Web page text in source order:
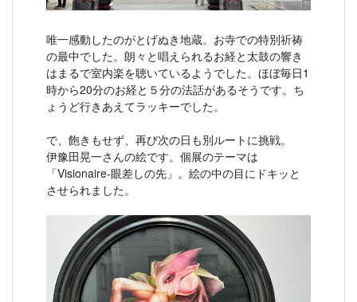
唯一感動したのがとげぬき地蔵。お寺での特別祈祷
の最中でした。朗々と唱えられるお経と太鼓の響き
はまるで室内楽を聴いているようでした。ほぼ毎日1
時から20分のお経と５分の法話があるそうです。ち
ょうど行きあえてラッキーでした。
で、飽きもせず、再び次の日も別ルートに挑戦。
伊豫田晃一さんの絵です。個展のテーマは
「Visionaire-眼差しの先」。絵の中の目にドキッと
させられました。